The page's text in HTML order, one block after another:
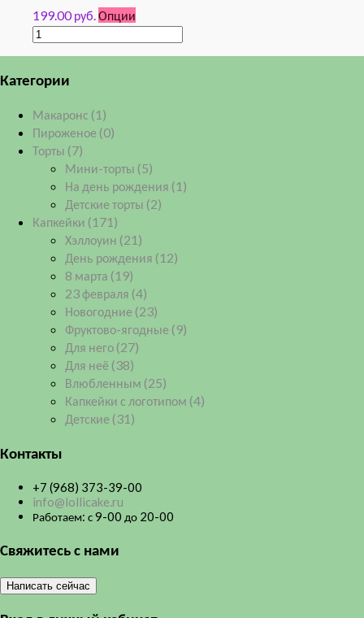
199.00 руб. Опции
Категории
Макаронс (1)
Пироженое (0)
Торты (7)
Мини-торты (5)
На день рождения (1)
Детские торты (2)
Капкейки (171)
Хэллоуин (21)
День рождения (12)
8 марта (19)
23 февраля (4)
Новогодние (23)
Фруктово-ягодные (9)
Для него (27)
Для неё (38)
Влюбленным (25)
Капкейки с логотипом (4)
Детские (31)
Контакты
+7 (968) 373-39-00
info@lollicake.ru
Работаем: с 9-00 до 20-00
Свяжитесь с нами
Написать сейчас